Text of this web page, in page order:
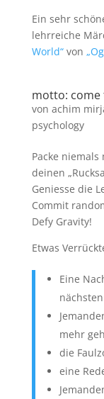
Ein sehr
lehrreiche
World“von
motto:
von achim
psychology
Packe
deinen
Geniesse die
Commit
Defy Gravity!
Etwas
Eine
mehr
die
eine